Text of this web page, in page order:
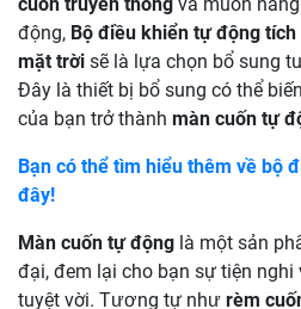
động, Bộ điều khiển tự động
mặt trời sẽ là lựa chọn bổ sung
Đây là thiết bị bổ sung có thể biến
của bạn trở thành màn cuốn tự
Bạn có thể tìm hiểu thêm về bộ
đây!
Màn cuốn tự động là một sản
đại, đem lại cho bạn sự tiện
tuyệt vời. Tương tự như rèm